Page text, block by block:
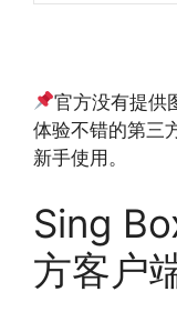
官方没有提供
体验不错的第三
新手使用。
Sing
方客户